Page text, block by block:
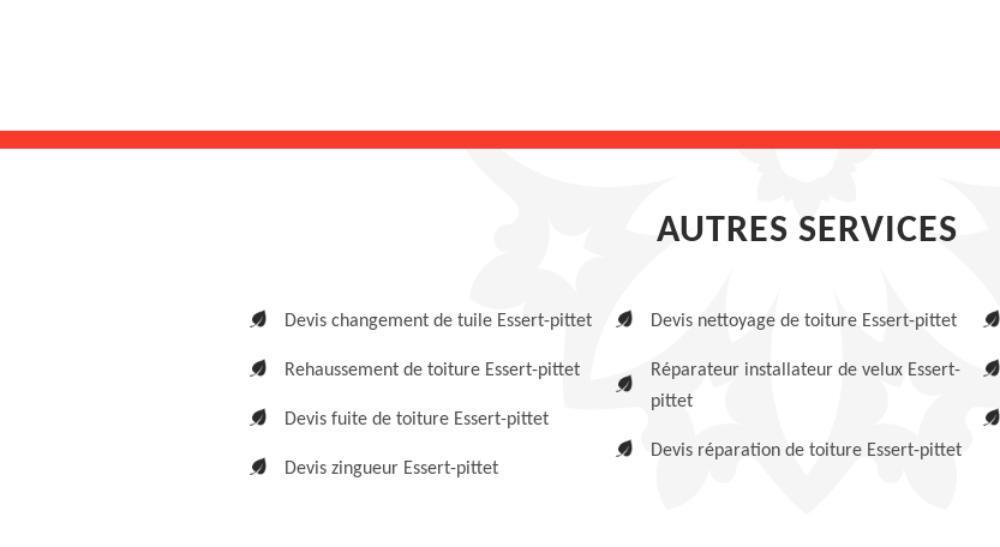
AUTRES SERVICES
Devis changement de tuile Essert-pittet
Rehaussement de toiture Essert-pittet
Devis fuite de toiture Essert-pittet
Devis zingueur Essert-pittet
Devis nettoyage de toiture Essert-pittet
Réparateur installateur de velux Essert-
pittet
Devis réparation de toiture Essert-pittet